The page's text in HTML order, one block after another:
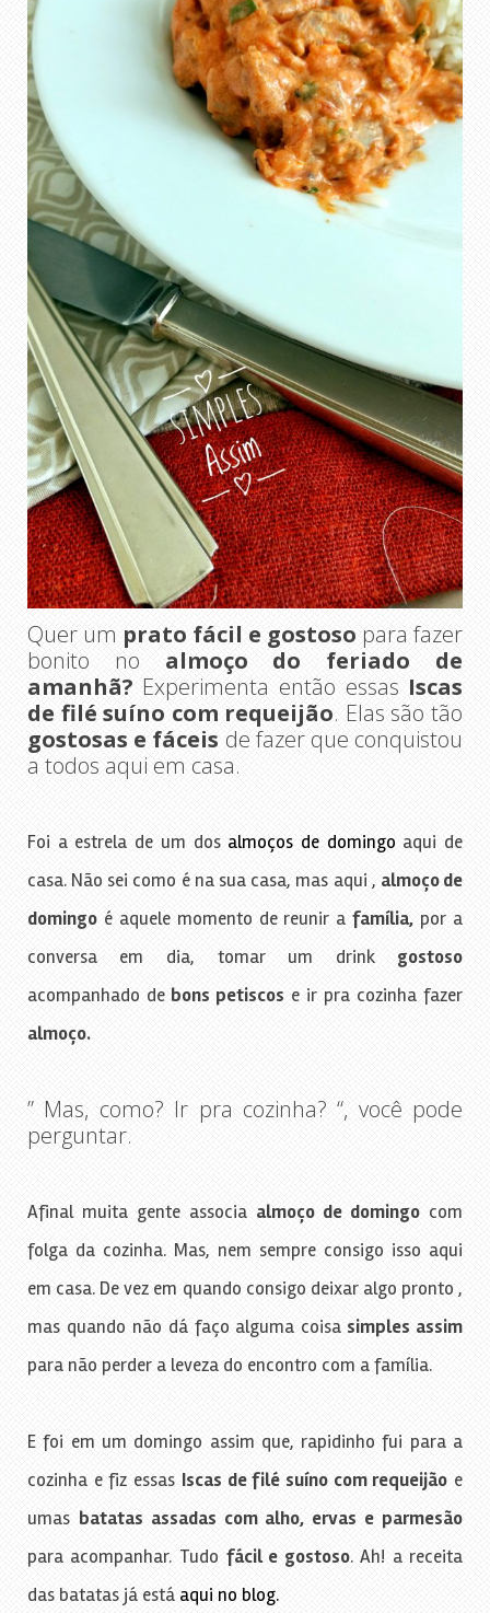
Quer um prato fácil e gostoso para fazer
bonito no almoço do feriado de
amanhã? Experimenta então essas Iscas
de filé suíno com requeijão. Elas são tão
gostosas e fáceis de fazer que conquistou
a todos aqui em casa.
Foi a estrela de um dos almoços de domingo aqui de
casa. Não sei como é na sua casa, mas aqui , almoço de
domingoé aquele momento de reunir afamília, por a
conversa em dia, tomar um drink gostoso
acompanhado de bons petiscos e ir pra cozinha fazer
almoço.
” Mas, como? Ir pra cozinha? “, você pode
perguntar.
Afinal muita gente associa almoço de domingo com
folga da cozinha. Mas, nem sempre consigo isso aqui
em casa. De vez em quando consigo deixar algo pronto ,
mas quando não dá faço alguma coisa simples assim
para não perder a leveza do encontro com a família.
E foi em um domingo assim que, rapidinho fui para a
cozinha e fiz essas Iscas de filé suíno com requeijão e
umas batatas assadas com alho, ervas e parmesão
para acompanhar. Tudo fácil e gostoso. Ah! a receita
das batatas já está aqui no blog.